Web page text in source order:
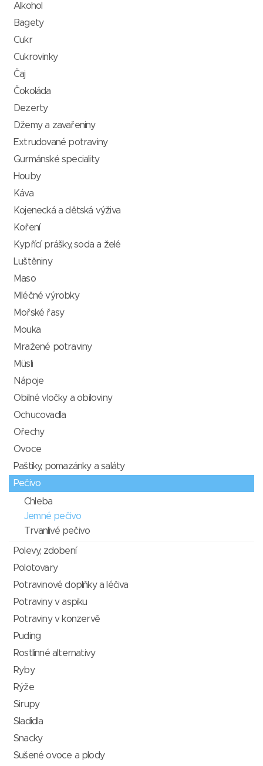
Alkohol
Bagety
Cukr
Cukrovinky
Čaj
Čokoláda
Dezerty
Džemy a zavařeniny
Extrudované potraviny
Gurmánské speciality
Houby
Káva
Kojenecká a dětská výživa
Koření
Kypřící prášky, soda a želé
Luštěniny
Maso
Mléčné výrobky
Mořské řasy
Mouka
Mražené potraviny
Müsli
Nápoje
Obilné vločky a obiloviny
Ochucovadla
Ořechy
Ovoce
Paštiky, pomazánky a saláty
Pečivo
Chleba
Jemné pečivo
Trvanlivé pečivo
Polevy, zdobení
Polotovary
Potravinové doplňky a léčiva
Potraviny v aspiku
Potraviny v konzervě
Puding
Rostlinné alternativy
Ryby
Rýže
Sirupy
Sladidla
Snacky
Sušené ovoce a plody